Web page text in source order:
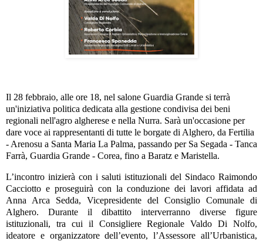
Il 28 febbraio, alle ore 18, nel salone Guardia Grande si terrà
un'iniziativa politica dedicata alla gestione condivisa dei beni
regionali nell'agro algherese e nella Nurra. Sarà un'occasione per
dare voce ai rappresentanti di tutte le borgate di Alghero, da Fertilia
- Arenosu a Santa Maria La Palma, passando per Sa Segada - Tanca
Farrà, Guardia Grande - Corea, fino a Baratz e Maristella.
L’incontro inizierà con i saluti istituzionali del Sindaco Raimondo
Cacciotto e proseguirà con la conduzione dei lavori affidata ad
Anna Arca Sedda, Vicepresidente del Consiglio Comunale di
Alghero. Durante il dibattito interverranno diverse figure
istituzionali, tra cui il Consigliere Regionale Valdo Di Nolfo,
ideatore e organizzatore dell’evento, l’Assessore all’Urbanistica,